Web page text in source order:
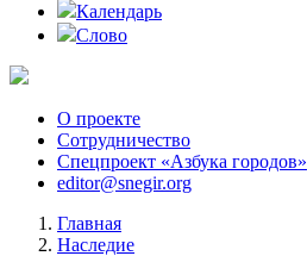
Календарь
Слово
О проекте
Сотрудничество
Спецпроект «Азбука городов»
editor@snegir.org
Главная
Наследие